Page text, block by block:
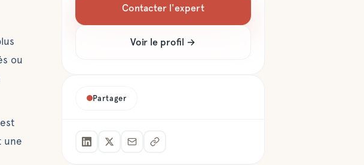
ou
une
Contacter l'expert
Voir le profil →
Partager